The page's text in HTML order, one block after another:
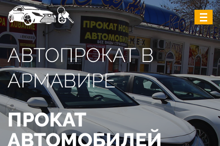
АВТОПРОКАТ В
АРМАВИРЕ
ПРОКАТ
АВТОМОБИЛЕЙ